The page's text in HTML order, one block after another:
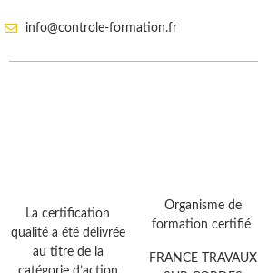
info@controle-formation.fr
Organisme de
formation certifié
FRANCE TRAVAUX
La certification
qualité a été délivrée
au titre de la